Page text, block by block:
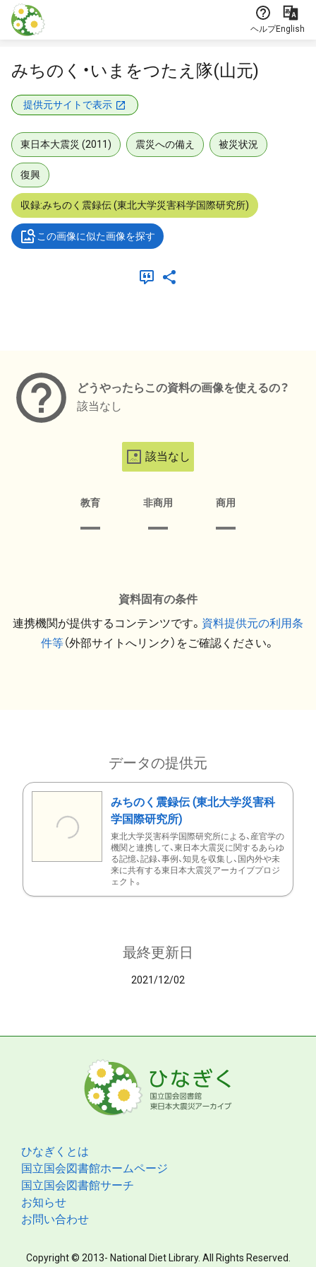
本文に飛ぶ
ヘルプEnglish
みちのく・いまをつたえ隊(山元)
提供元サイトで表示
東日本大震災 (2011) 震災への備え 被災状況
復興
収録:みちのく震録伝 (東北大学災害科学国際研究所)
この画像に似た画像を探す
どうやったらこの資料の画像を使えるの？
該当なし
該当なし
教育 非商用 商用
資料固有の条件
連携機関が提供するコンテンツです。 資料提供元の利用条
件等（外部サイトへリンク）をご確認ください。
データの提供元
みちのく震録伝 (東北大学災害科
学国際研究所)
東北大学災害科学国際研究所による、産官学の
機関と連携して、東日本大震災に関するあらゆ
る記憶、記録、事例、知見を収集し、国内外や未
来に共有する東日本大震災アーカイブプロジ
ェクト。
最終更新日
2021/12/02
ひなぎくとは
国立国会図書館ホームページ
国立国会図書館サーチ
お知らせ
お問い合わせ
Copyright © 2013- National Diet Library. All Rights Reserved.